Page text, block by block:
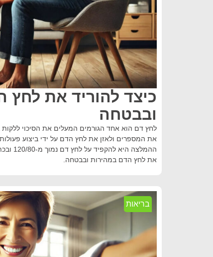
כיצד להוריד את לחץ
ובבטחה
לחץ דם הוא אחד הגורמים המעלים את הסיכוי
את המספרים ולאזן את לחץ הדם על ידי ביצוע
את לחץ הדם במהירות ובבטחה.
בריאות